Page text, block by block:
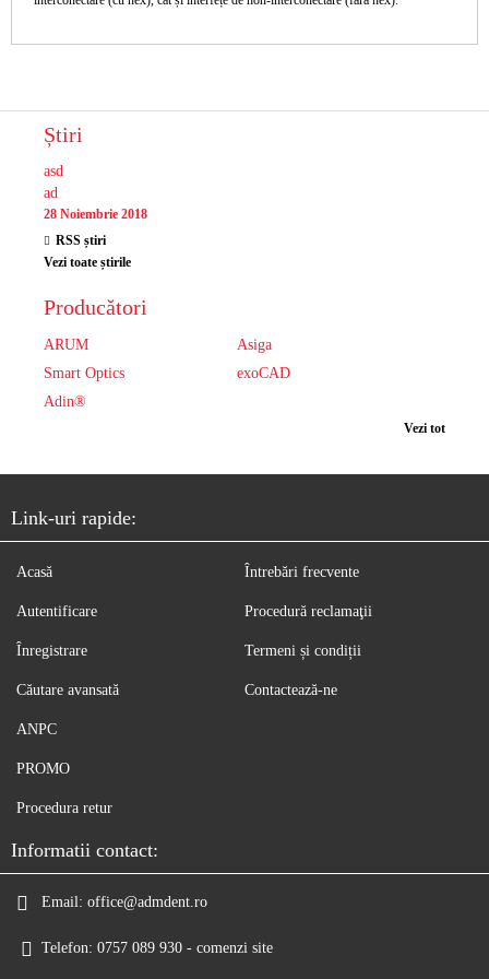
Știri
asd
ad
28 Noiembrie 2018
RSS știri
Vezi toate știrile
Producători
ARUM
Asiga
Smart Optics
exoCAD
Adin®
Vezi tot
Link-uri rapide:
Acasă
Autentificare
Înregistrare
Căutare avansată
Întrebări frecvente
Procedură reclamaţii
Termeni și condiții
Contactează-ne
ANPC
PROMO
Procedura retur
Informatii contact:
Email: office@admdent.ro
Telefon: 0757 089 930 - comenzi site